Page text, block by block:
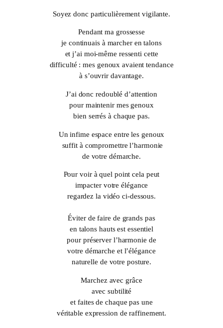
Soyez donc particulièrement vigilante.
Pendant ma grossesse
je continuais à marcher en talons
et j’ai moi-même ressenti cette
difficulté : mes genoux avaient tendance
à s’ouvrir davantage.
J’ai donc redoublé d’attention
pour maintenir mes genoux
bien serrés à chaque pas.
Un infime espace entre les genoux
suffit à compromettre l’harmonie
de votre démarche.
Pour voir à quel point cela peut
impacter votre élégance
regardez la vidéo ci-dessous.
Éviter de faire de grands pas
en talons hauts est essentiel
pour préserver l’harmonie de
votre démarche et l’élégance
naturelle de votre posture.
Marchez avec grâce
avec subtilité
et faites de chaque pas une
véritable expression de raffinement.